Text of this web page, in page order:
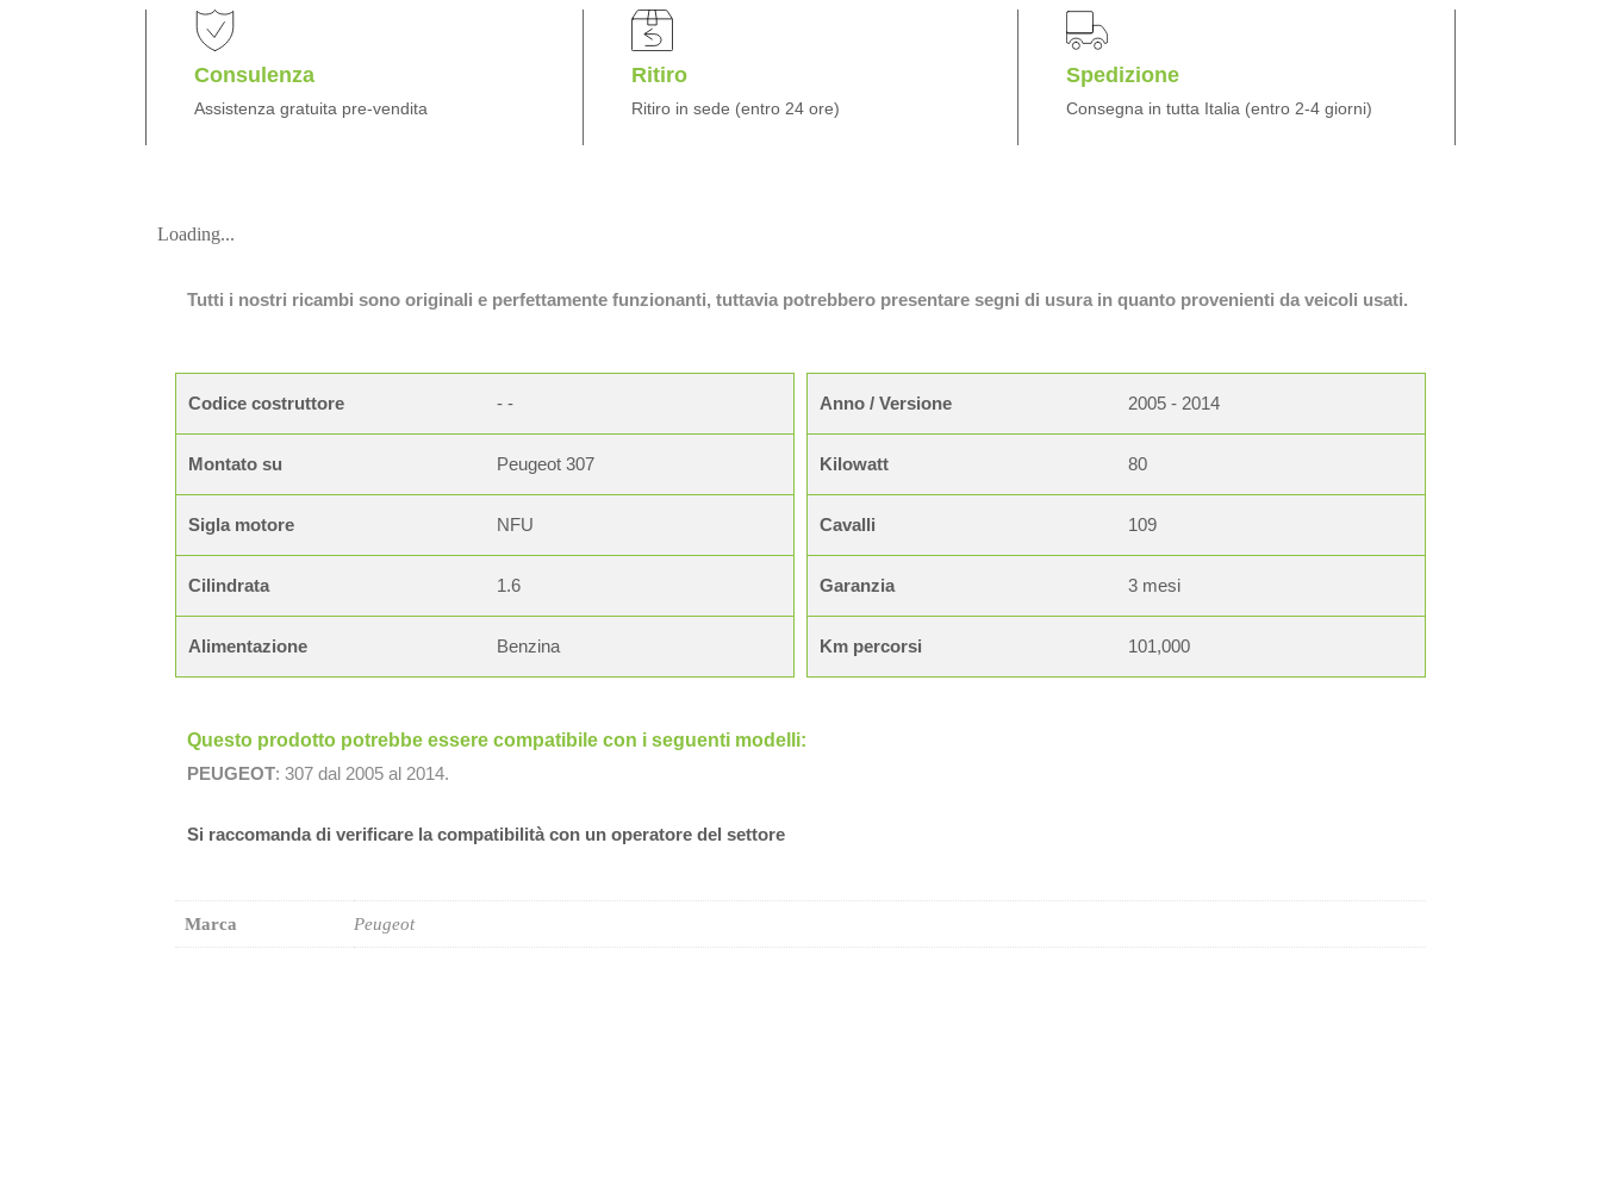
Consulenza
Assistenza gratuita pre-vendita
Ritiro
Ritiro in sede (entro 24 ore)
Spedizione
Consegna in tutta Italia (entro 2-4 giorni)
Loading...
Tutti i nostri ricambi sono originali e perfettamente funzionanti, tuttavia potrebbero presentare segni di usura in quanto provenienti da veicoli usati.
Codice costruttore - -
Montato su Peugeot 307
Sigla motore NFU
Cilindrata 1.6
Alimentazione Benzina
Anno / Versione 2005 - 2014
Kilowatt 80
Cavalli 109
Garanzia 3 mesi
Km percorsi 101,000
Questo prodotto potrebbe essere compatibile con i seguenti modelli:
PEUGEOT: 307 dal 2005 al 2014.
Si raccomanda di verificare la compatibilità con un operatore del settore
Marca Peugeot